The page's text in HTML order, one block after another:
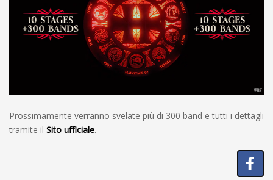
Prossimamente verranno svelate più di 300 band e tutti i dettagli
tramite il Sito ufficiale.